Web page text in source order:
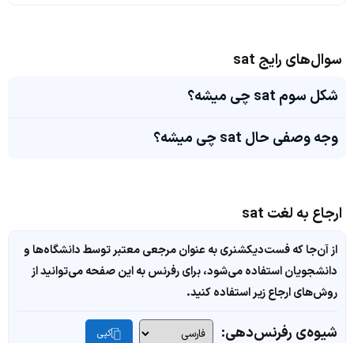
سوال‌های رایج sat
شکل سوم sat چی میشه؟
وجه وصفی حال sat چی میشه؟
ارجاع به لغت sat
از آن‌جا که فست‌دیکشنری به عنوان مرجعی معتبر توسط دانشگاه‌ها و
دانشجویان استفاده می‌شود، برای رفرنس به این صفحه می‌توانید از
روش‌های ارجاع زیر استفاده کنید.
شیوه‌ی رفرنس‌دهی: کپی